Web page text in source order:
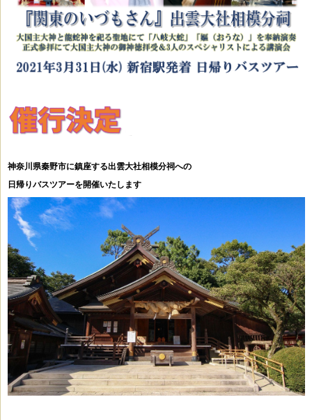
神奈川県秦野市に鎮座する出雲大社相模分祠への
日帰りバスツアーを開催いたします